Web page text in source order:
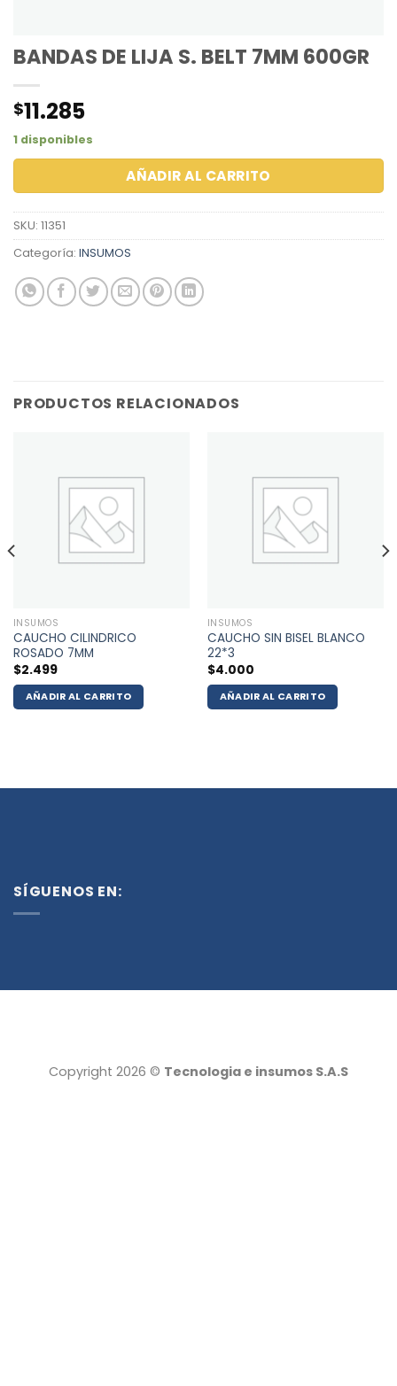
BANDAS DE LIJA S. BELT 7MM 600GR
$11.285
1 disponibles
AÑADIR AL CARRITO
SKU: 11351
Categoría: INSUMOS
PRODUCTOS RELACIONADOS
INSUMOS
CAUCHO CILINDRICO
ROSADO 7MM
$2.499
AÑADIR AL CARRITO
INSUMOS
CAUCHO SIN BISEL BLANCO
22*3
$4.000
AÑADIR AL CARRITO
SÍGUENOS EN:
Copyright 2026 © Tecnologia e insumos S.A.S